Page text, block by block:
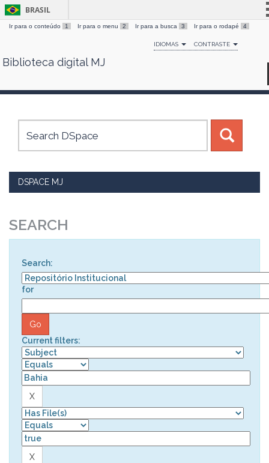
Skip
BRASIL
Simplifique!
Comunica BR
Canais
Ir para o conteúdo 1 Ir para o menu 2 Ir para a busca 3 Ir para o rodapé 4
IDIOMAS CONTRASTE
Biblioteca digital MJ
DSPACE MJ
SEARCH
Search:
for
Current filters: